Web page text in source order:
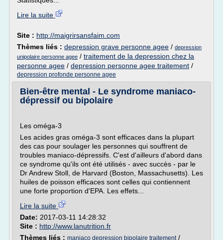
Lire la suite
Site : http://maigrirsansfaim.com
Thèmes liés : depression grave personne agee / depression
unipolaire personne agee / traitement de la depression chez la
personne agee / depression personne agee traitement /
depression profonde personne agee
Bien-être mental - Le syndrome maniaco-
dépressif ou bipolaire
Les oméga-3
Les acides gras oméga-3 sont efficaces dans la plupart
des cas pour soulager les personnes qui souffrent de
troubles maniaco-dépressifs. C'est d'ailleurs d'abord dans
ce syndrome qu'ils ont été utilisés - avec succès - par le
Dr Andrew Stoll, de Harvard (Boston, Massachusetts). Les
huiles de poisson efficaces sont celles qui contiennent
une forte proportion d'EPA. Les effets...
Lire la suite
Date: 2017-03-11 14:28:32
Site : http://www.lanutrition.fr
Thèmes liés : maniaco depression bipolaire traitement/